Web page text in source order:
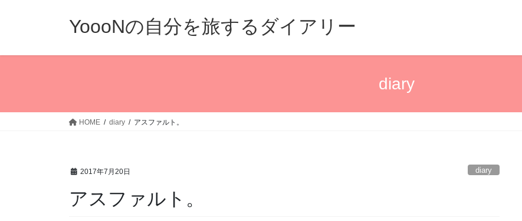
YoooNの自分を旅するダイアリー
diary
HOME diary アスファルト。
2017年7月20日 diary
アスファルト。